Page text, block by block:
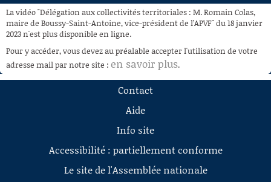
À LA DEMANDE
RECHERCHE
AIDE À LA DÉCOUPE
DE VIDÉOS
La vidéo "Délégation aux collectivités territoriales : M. Romain Colas,
maire de Boussy-Saint-Antoine, vice-président de l’APVF" du 18 janvier
2023 n'est plus disponible en ligne.
Pour y accéder, vous devez au préalable accepter l'utilisation de votre
adresse mail par notre site : en savoir plus.
Contact
Aide
Info site
Accessibilité : partiellement conforme
Le site de l'Assemblée nationale